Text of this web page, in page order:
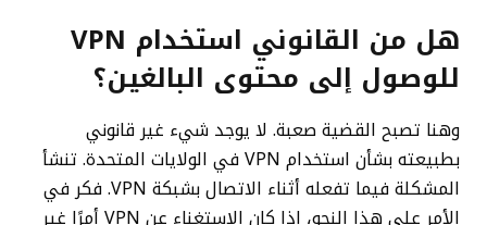
هل من القانوني استخدام VPN
للوصول إلى محتوى البالغين؟
وهنا تصبح القضية صعبة. لا يوجد شيء غير قانوني
بطبيعته بشأن استخدام VPN في الولايات المتحدة. تنشأ
المشكلة فيما تفعله أثناء الاتصال بشبكة VPN. فكر في